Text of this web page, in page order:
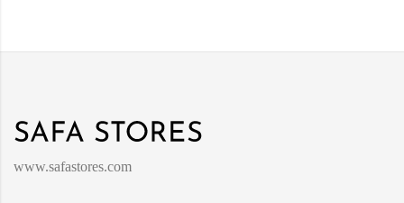
www.safastores.com